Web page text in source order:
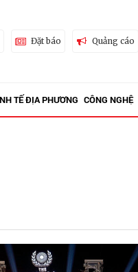
Đặt báo Quảng cáo
TẾ ĐỊA PHƯƠNG CÔNG NGHỆ